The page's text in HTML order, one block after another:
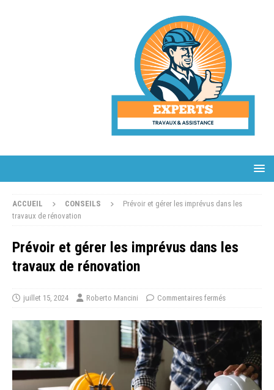
ACCUEIL CONSEILS
Prévoir et gérer les imprévus dans les
travaux de rénovation
Prévoir et gérer les imprévus dans les
travaux de rénovation
juillet 15, 2024 Roberto Mancini Commentaires fermés